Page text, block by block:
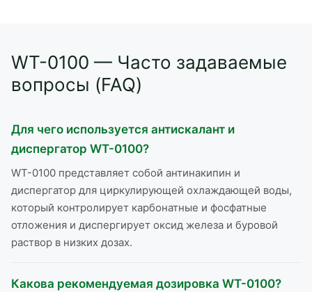
WT-0100 — Часто задаваемые
вопросы (FAQ)
Для чего используется антискалант и
диспергатор WT-0100?
WT-0100 представляет собой антинакипин и
диспергатор для циркулирующей охлаждающей воды,
который контролирует карбонатные и фосфатные
отложения и диспергирует оксид железа и буровой
раствор в низких дозах.
Какова рекомендуемая дозировка WT-0100?